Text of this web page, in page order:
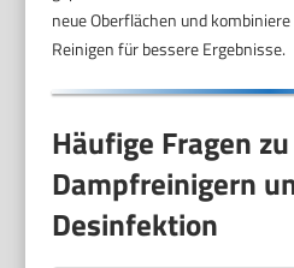
neue Oberflächen und
Reinigen für bessere Ergebnisse.
Häufige Fragen zu
Dampfreinigern
Desinfektion